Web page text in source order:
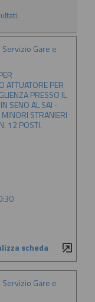
Gare e
ATTUATORE PER
PRESSO IL
SENO AL SAI -
STRANIERI
12 POSTI.
scheda
Gare e